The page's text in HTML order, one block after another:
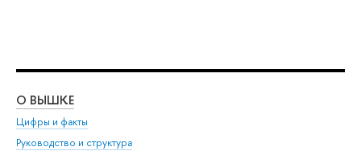
О ВЫШКЕ
Цифры и факты
Руководство и структура